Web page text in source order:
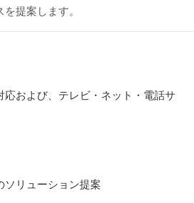
提案します。
応および、テレビ・ネット・電話サ
ソリューション提案